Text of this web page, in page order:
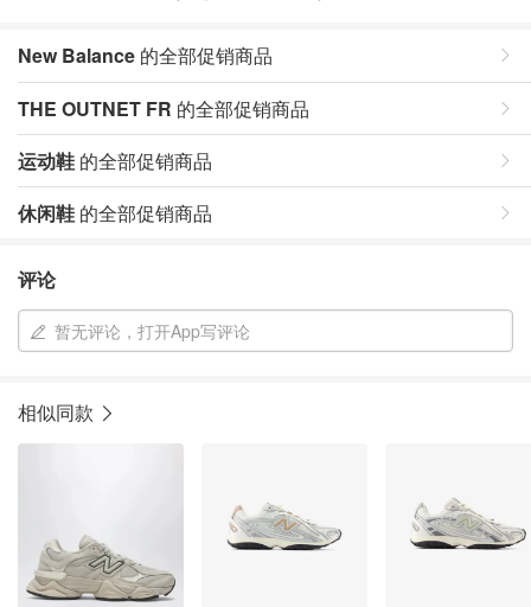
New Balance 的全部促销商品
THE OUTNET FR 的全部促销商品
运动鞋 的全部促销商品
休闲鞋 的全部促销商品
评论
暂无评论，打开App写评论
相似同款